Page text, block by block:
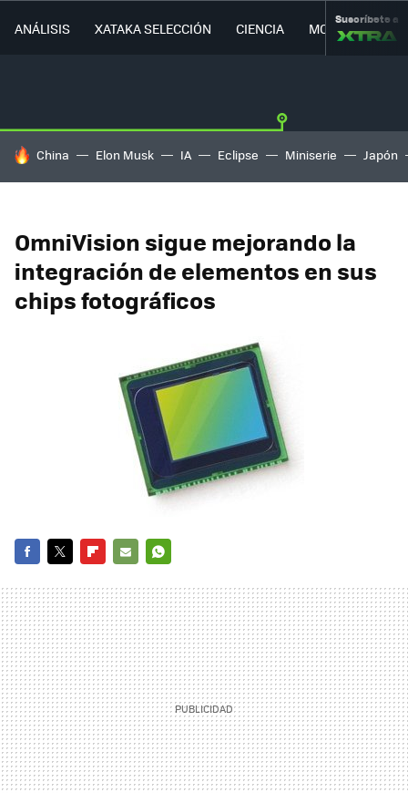
ANÁLISIS XATAKA SELECCIÓN CIENCIA MOVILIDAD
Suscríbete a
HOY SE HABLA DE
China Elon Musk IA Eclipse Miniserie Japón
OmniVision sigue mejorando la
integración de elementos en sus
chips fotográficos
MAIL